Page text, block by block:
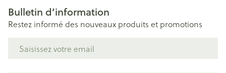
Bulletin d’information
Restez informé des nouveaux produits et promotions